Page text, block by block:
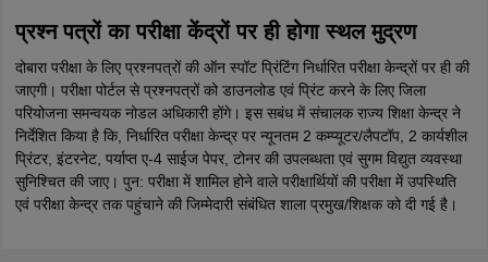
प्रश्न पत्रों का परीक्षा केंद्रों पर ही होगा स्थल मुद्रण
दोबारा परीक्षा के लिए प्रश्नपत्रों की ऑन स्पॉट प्रिंटिंग निर्धारित परीक्षा केन्द्रों पर ही की
जाएगी। परीक्षा पोर्टल से प्रश्नपत्रों को डाउनलोड एवं प्रिंट करने के लिए जिला
परियोजना समन्वयक नोडल अधिकारी होंगे। इस सबंध में संचालक राज्य शिक्षा केन्द्र ने
निर्देशित किया है कि, निर्धारित परीक्षा केन्द्र पर न्यूनतम 2 कम्प्यूटर/लैपटॉप, 2 कार्यशील
प्रिंटर, इंटरनेट, पर्याप्त ए-4 साईज पेपर, टोनर की उपलब्धता एवं सुगम विद्युत व्यवस्था
सुनिश्चित की जाए। पुन: परीक्षा में शामिल होने वाले परीक्षार्थियों की परीक्षा में उपस्थिति
एवं परीक्षा केन्द्र तक पहुंचाने की जिम्मेदारी संबंधित शाला प्रमुख/शिक्षक को दी गई है।